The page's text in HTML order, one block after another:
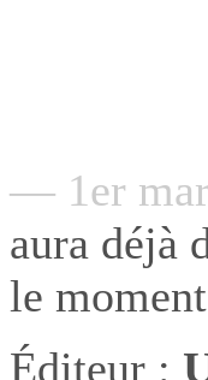
— 1er
aura déjà
le
Éditeur :